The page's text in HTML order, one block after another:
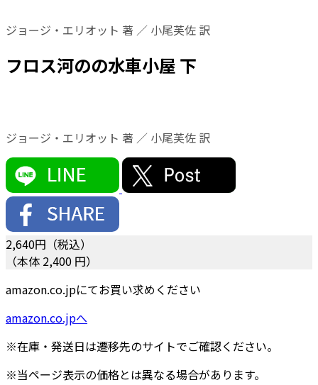
ジョージ・エリオット 著 ／ 小尾芙佐 訳
フロス河のの水車小屋 下
ジョージ・エリオット 著 ／ 小尾芙佐 訳
2,640円（税込）
（本体 2,400 円）
amazon.co.jpにてお買い求めください
amazon.co.jpへ
※在庫・発送日は遷移先のサイトでご確認ください。
※当ページ表示の価格とは異なる場合があります。